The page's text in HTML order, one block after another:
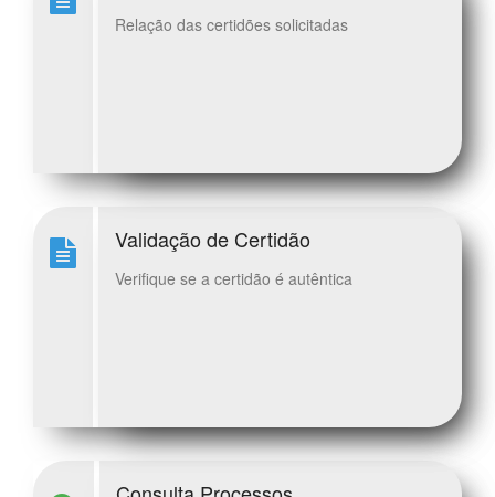
Relação das certidões solicitadas
Validação de Certidão
Verifique se a certidão é autêntica